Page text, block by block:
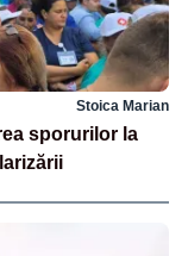
Stoica Marian
sporurilor la